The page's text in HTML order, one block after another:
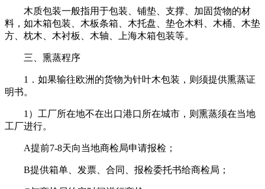
木质包装一般指用于包装、铺垫、支撑、加固货物的材
料，如木箱包装、木板条箱、木托盘、垫仓木料、木桶、木垫
方、枕木、木衬板、木轴、上海木箱包装等。
三、熏蒸程序
1．如果输往欧洲的货物为针叶木包装，则须提供熏蒸证
明书。
1）工厂所在地不在出口港口所在城市，则熏蒸须在当地
工厂进行。
A提前7-8天向当地商检局申请报检；
B提供箱单、发票、合同、报检委托书给商检局；